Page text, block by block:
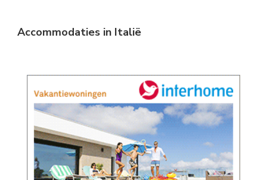
Accommodaties in Italië